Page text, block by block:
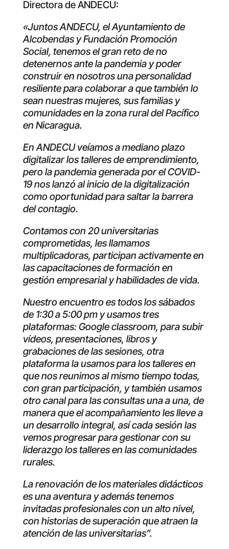
Directora de ANDECU:
«Juntos ANDECU, el Ayuntamiento de
Alcobendas y Fundación Promoción
Social, tenemos el gran reto de no
detenernos ante la pandemia y poder
construir en nosotros una personalidad
resiliente para colaborar a que también lo
sean nuestras mujeres, sus familias y
comunidades en la zona rural del Pacífico
en Nicaragua.
En ANDECU veíamos a mediano plazo
digitalizar los talleres de emprendimiento,
pero la pandemia generada por el COVID-
19 nos lanzó al inicio de la digitalización
como oportunidad para saltar la barrera
del contagio.
Contamos con 20 universitarias
comprometidas, les llamamos
multiplicadoras, participan activamente en
las capacitaciones de formación en
gestión empresarial y habilidades de vida.
Nuestro encuentro es todos los sábados
de 1:30 a 5:00 pm y usamos tres
plataformas: Google classroom, para subir
vídeos, presentaciones, libros y
grabaciones de las sesiones, otra
plataforma la usamos para los talleres en
que nos reunimos al mismo tiempo todas,
con gran participación, y también usamos
otro canal para las consultas una a una, de
manera que el acompañamiento les lleve a
un desarrollo integral, así cada sesión las
vemos progresar para gestionar con su
liderazgo los talleres en las comunidades
rurales.
La renovación de los materiales didácticos
es una aventura y además tenemos
invitadas profesionales con un alto nivel,
con historias de superación que atraen la
atención de las universitarias”.